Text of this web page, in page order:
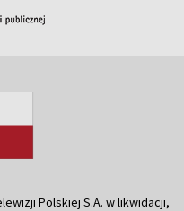
Polskiej S.A. w likwidacji,